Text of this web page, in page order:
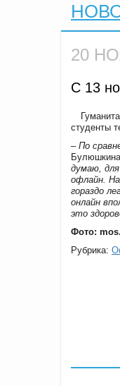
20
С 13
студенты
– По
Булюшкина
думаю,
офлайн.
гораздо
онлайн
это
Фото:
Рубрика: